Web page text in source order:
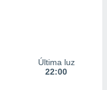
Última luz
22:00